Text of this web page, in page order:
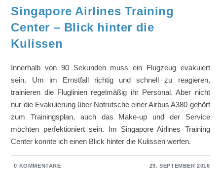
Singapore Airlines Training
Center – Blick hinter die
Kulissen
Innerhalb von 90 Sekunden muss ein Flugzeug evakuiert
sein. Um im Ernstfall richtig und schnell zu reagieren,
trainieren die Fluglinien regelmäßig ihr Personal. Aber nicht
nur die Evakuierung über Notrutsche einer Airbus A380 gehört
zum Trainingsplan, auch das Make-up und der Service
möchten perfektioniert sein. Im Singapore Airlines Training
Center konnte ich einen Blick hinter die Kulissen werfen.
0 KOMMENTARE 29. SEPTEMBER 2016